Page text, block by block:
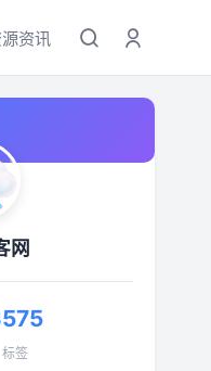
资讯
网
标签